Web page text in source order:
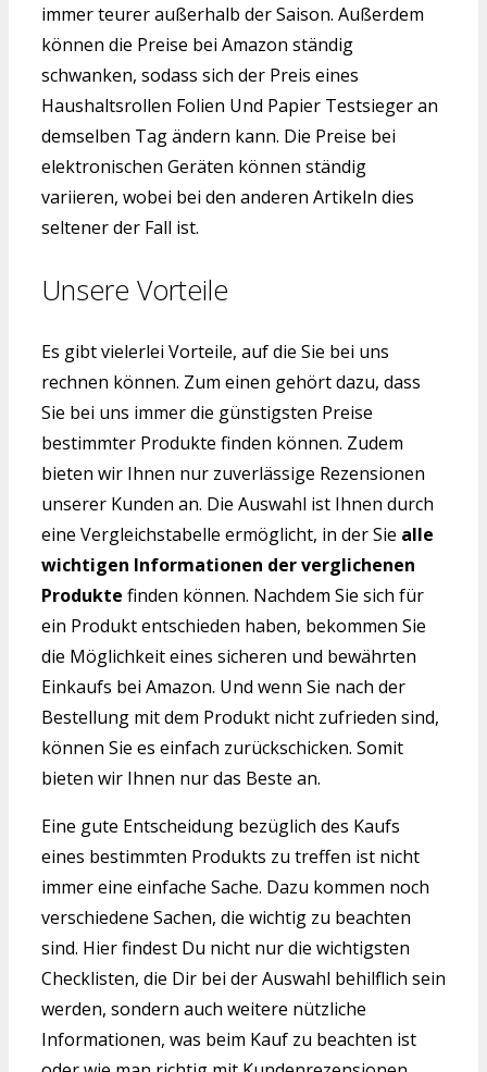
immer teurer außerhalb der Saison. Außerdem
können die Preise bei Amazon ständig
schwanken, sodass sich der Preis eines
Haushaltsrollen Folien Und Papier Testsieger an
demselben Tag ändern kann. Die Preise bei
elektronischen Geräten können ständig
variieren, wobei bei den anderen Artikeln dies
seltener der Fall ist.
Unsere Vorteile
Es gibt vielerlei Vorteile, auf die Sie bei uns
rechnen können. Zum einen gehört dazu, dass
Sie bei uns immer die günstigsten Preise
bestimmter Produkte finden können. Zudem
bieten wir Ihnen nur zuverlässige Rezensionen
unserer Kunden an. Die Auswahl ist Ihnen durch
eine Vergleichstabelle ermöglicht, in der Sie alle
wichtigen Informationen der verglichenen
Produkte finden können. Nachdem Sie sich für
ein Produkt entschieden haben, bekommen Sie
die Möglichkeit eines sicheren und bewährten
Einkaufs bei Amazon. Und wenn Sie nach der
Bestellung mit dem Produkt nicht zufrieden sind,
können Sie es einfach zurückschicken. Somit
bieten wir Ihnen nur das Beste an.
Eine gute Entscheidung bezüglich des Kaufs
eines bestimmten Produkts zu treffen ist nicht
immer eine einfache Sache. Dazu kommen noch
verschiedene Sachen, die wichtig zu beachten
sind. Hier findest Du nicht nur die wichtigsten
Checklisten, die Dir bei der Auswahl behilflich sein
werden, sondern auch weitere nützliche
Informationen, was beim Kauf zu beachten ist